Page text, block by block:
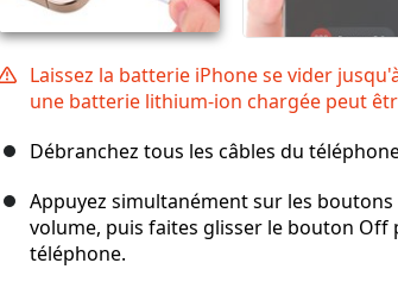
Laissez la batterie iPhone se vider
une batterie lithium-ion chargée peut
Débranchez tous les câbles du
Appuyez simultanément sur les
volume, puis faites glisser le bouton Off
téléphone.